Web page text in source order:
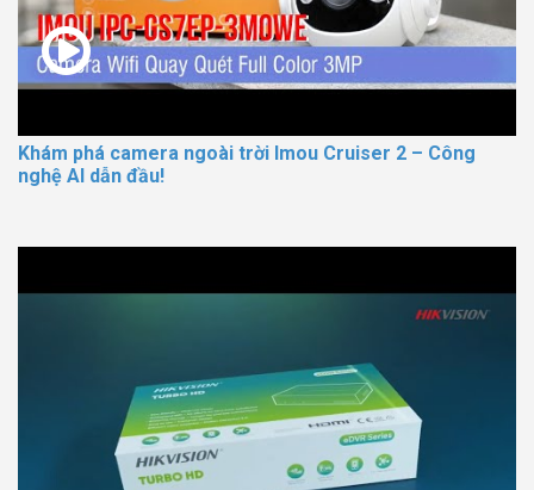
Khám phá camera ngoài trời Imou Cruiser 2 – Công
nghệ AI dẫn đầu!